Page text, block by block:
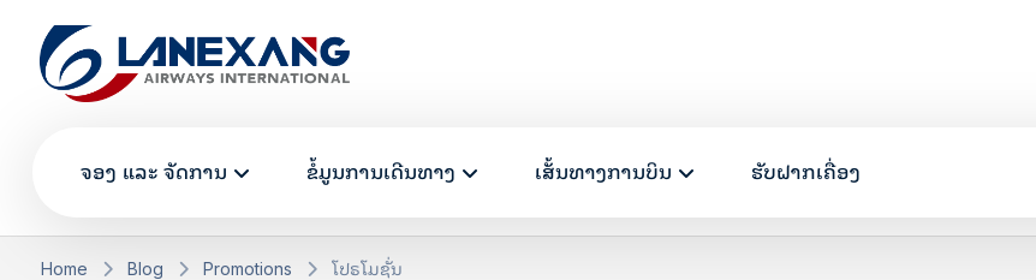
ຈອງ ແລະ ຈັດການ ຂໍ້ມູນການເດີນທາງ ເສັ້ນທາງການບິນ ຮັບຝາກເຄື່ອງ
Home Blog Promotions ໂປຣໂມຊັ່ນ